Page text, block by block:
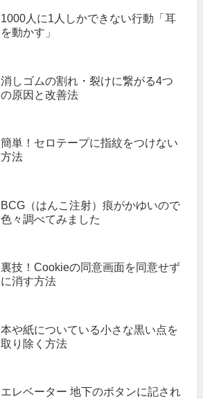
1000人に1人しかできない行動「耳
を動かす」
消しゴムの割れ・裂けに繋がる4つ
の原因と改善法
簡単！セロテープに指紋をつけない
方法
BCG（はんこ注射）痕がかゆいので
色々調べてみました
裏技！Cookieの同意画面を同意せず
に消す方法
本や紙についている小さな黒い点を
取り除く方法
エレベーター 地下のボタンに記され